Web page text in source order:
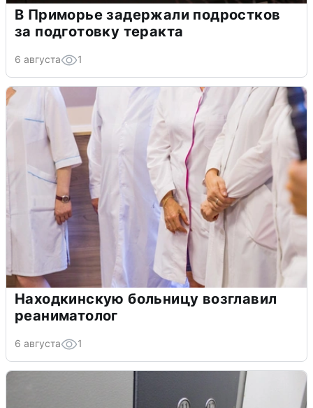
В Приморье задержали подростков
за подготовку теракта
6 августа 1
Находкинскую больницу возглавил
реаниматолог
6 августа 1